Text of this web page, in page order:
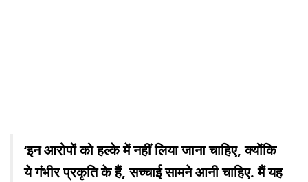
‘इन आरोपों को हल्के में नहीं लिया जाना चाहिए, क्योंकि
ये गंभीर प्रकृति के हैं, सच्चाई सामने आनी चाहिए. मैं यह